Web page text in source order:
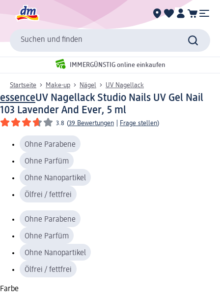
Suchen und finden
IMMERGÜNSTIG online einkaufen
Startseite Make-up Nägel UV Nagellack
essenceUV Nagellack Studio Nails UV Gel Nail
103 Lavender And Ever, 5 ml
3.8 (39 Bewertungen Frage stellen)
Ohne Parabene
Ohne Parfüm
Ohne Nanopartikel
Ölfrei / fettfrei
Ohne Parabene
Ohne Parfüm
Ohne Nanopartikel
Ölfrei / fettfrei
Farbe